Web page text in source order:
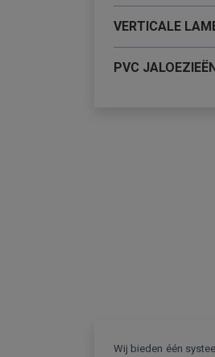
VERTICALE
PVC JALOEZIEËN
Wij bieden één